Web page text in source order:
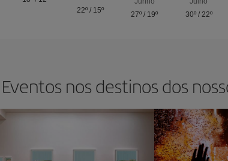
22º/ 15º
27º / 19º
30º/ 22º
Eventos nos destinos dos